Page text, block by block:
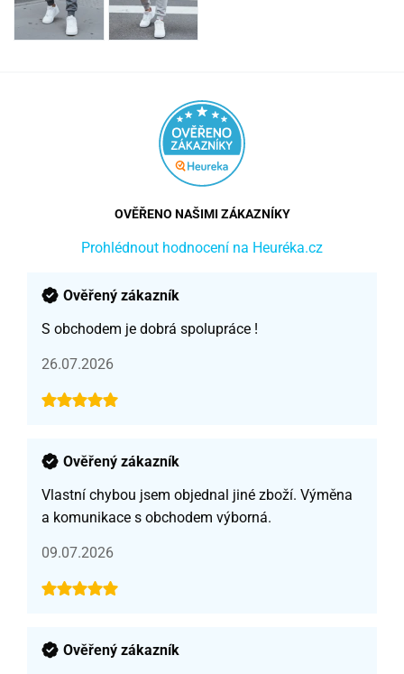
OVĚŘENO NAŠIMI ZÁKAZNÍKY
Prohlédnout hodnocení na Heuréka.cz
Ověřený zákazník
S obchodem je dobrá spolupráce !
26.07.2026
Ověřený zákazník
Vlastní chybou jsem objednal jiné zboží. Výměna
a komunikace s obchodem výborná.
09.07.2026
Ověřený zákazník